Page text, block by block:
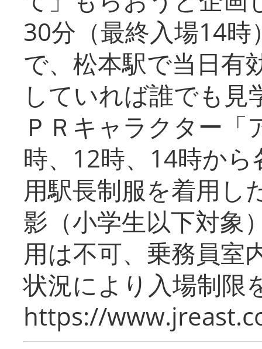
30分（最終入場14
で、松本駅で当日有
していれば誰でも
ＰＲキャラクター
時、12時、14時か
用駅長制服を着用し
影（小学生以下対象
用は不可、乗務員室
状況により入場制限
https://